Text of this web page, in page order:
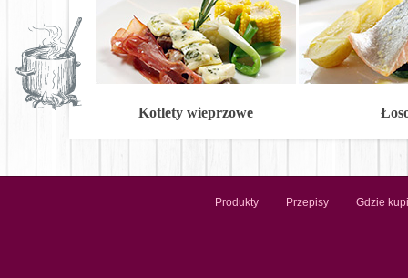
Kotlety wieprzowe
Produkty Przepisy Gdzie